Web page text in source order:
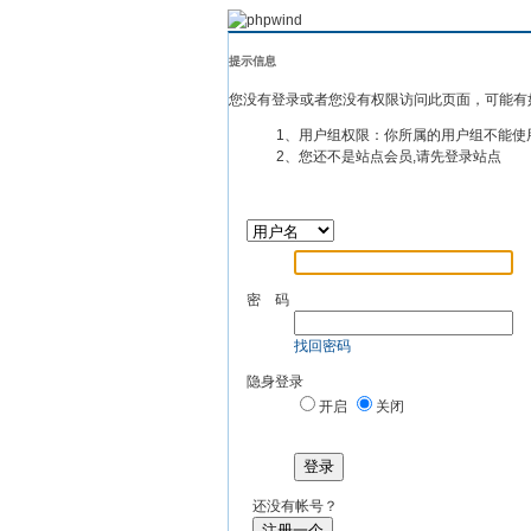
提示信息
您没有登录或者您没有权限访问此页面，可能有
1、用户组权限：你所属的用户组不能使
2、您还不是站点会员,请先登录站点
密 码
找回密码
隐身登录
开启
关闭
登录
还没有帐号？